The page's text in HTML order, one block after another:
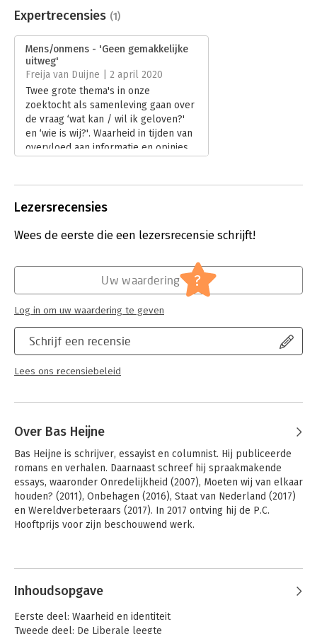
‘Ogenschijnlijk losjes denkend, zonder een al te zichtbare rode
de Volkskrant
‘Een schitterend essay!’ - Adriaan van Dis over Onbehagen.
Uitgever:
Prometheus
Verschijningsdatum:
31-1-2020
Hoofdrubriek: Mens en maatschappij
Expertrecensies (1)
Mens/onmens - 'Geen gemakkelijke
uitweg'
Freija van Duijne | 2 april 2020
Twee grote thema's in onze
zoektocht als samenleving gaan over
de vraag ‘wat kan / wil ik geloven?'
en ‘wie is wij?'. Waarheid in tijden van
overvloed aan informatie en opinies.
Lezersrecensies
Wees de eerste die een lezersrecensie schrijft!
Schrijf een recensie
Lees ons recensiebeleid
Uw waardering ?
Log in om uw waardering te geven
Over Bas Heijne
Bas Heijne is schrijver, essayist en columnist. Hij publiceerde
romans en verhalen. Daarnaast schreef hij spraakmakende
essays, waaronder Onredelijkheid (2007), Moeten wij van elkaar
houden? (2011), Onbehagen (2016), Staat van Nederland (2017)
en Wereldverbeteraars (2017). In 2017 ontving hij de P.C.
Hooftprijs voor zijn beschouwend werk.
Andere boeken door Bas Heijne
Inhoudsopgave
Eerste deel: Waarheid en identiteit
Tweede deel: De Liberale leegte